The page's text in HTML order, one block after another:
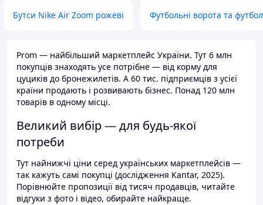
Бутси Nike Air Zoom рожеві Футбольні ворота та
Prom — найбільший маркетплейс України. Тут 6 млн
покупців знаходять усе потрібне — від корму для
цуциків до бронежилетів. А 60 тис. підприємців з усієї
країни продають і розвивають бізнес. Понад 120 млн
товарів в одному місці.
Великий вибір — для будь-якої
потреби
Тут найнижчі ціни серед українських маркетплейсів —
так кажуть самі покупці (дослідження Kantar, 2025).
Порівнюйте пропозиції від тисяч продавців, читайте
відгуки з фото і відео, обирайте найкраще.